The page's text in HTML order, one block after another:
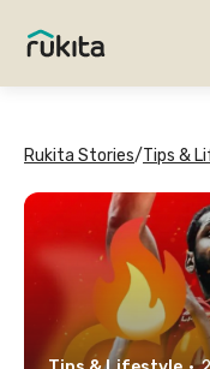
Rukita Stories/Tips &